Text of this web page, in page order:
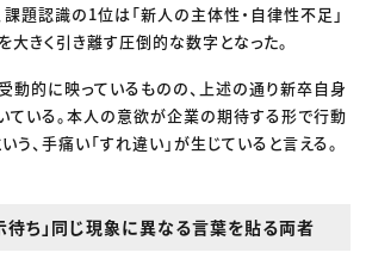
課題認識の1位は「新人の主体性・自律性不足」
大きく引き離す圧倒的な数字となった。
動的に映っているものの、上述の通り新卒自身
ている。本人の意欲が企業の期待する形で行動
う、手痛い「すれ違い」が生じていると言える。
待ち」同じ現象に異なる言葉を貼る両者